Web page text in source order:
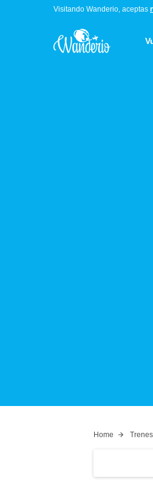
Visitando Wanderio, aceptas
Home Trenes